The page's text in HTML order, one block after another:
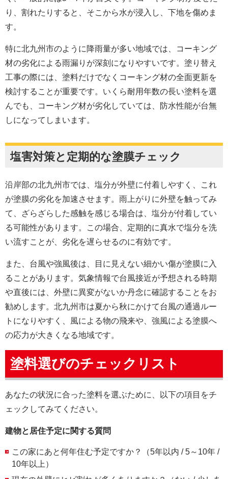
り、割れたりすると、そこから水が浸入し、下地を傷めま
す。
特に北九州市のように降雨量が多い地域では、コーキング
材の劣化による雨漏りが深刻になりやすいです。塗り替え
工事の際には、塗料だけでなくコーキング材の全面更新を
検討することが重要です。いくら耐用年数の長い塗料を選
んでも、コーキング材が劣化していては、防水性能が台無
しになってしまいます。
塩害対策と定期的な塗膜チェック
沿岸部の北九州市では、塩分が外壁に付着しやすく、これ
が塗膜の劣化を加速させます。雨上がりに外壁を触ってみ
て、ざらざらした感触を感じる場合は、塩分が付着してい
る可能性があります。この場合、定期的に真水で塩分を洗
い流すことが、劣化を遅らせるのに有効です。
また、台風や強風後は、目に見えない細かい傷が塗膜に入
ることがあります。気象情報で台風接近が予想される時期
や直後には、外壁に異変がないか丹念に確認することをお
勧めします。北九州市は夏から秋にかけて台風の通過ルー
トになりやすく、風による物の飛来や、強風による塗膜へ
の応力が大きくなる地域です。
塗料選びのチェックリスト
あなたの状況に合った塗料を選ぶために、以下の項目をチ
ェックしてみてください。
建物と居住予定に関する質問
この家にあと何年住む予定ですか？（5年以内 / 5～10年 /
10年以上）